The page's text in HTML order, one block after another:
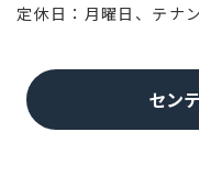
定休日：月曜日、テナ
セン